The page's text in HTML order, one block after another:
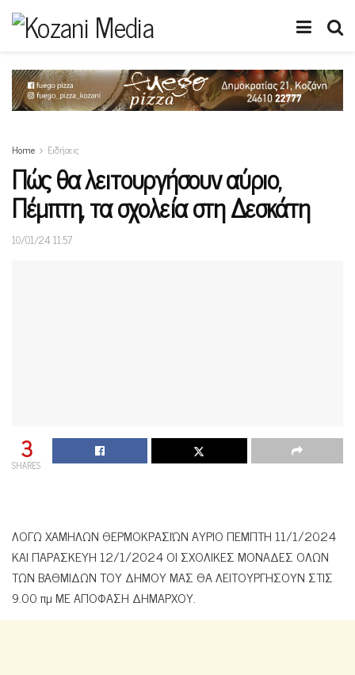
Home Ειδήσεις
Πώς θα λειτουργήσουν αύριο,
Πέμπτη, τα σχολεία στη Δεσκάτη
10/01/24 11:57
3
SHARES
ΛΟΓΩ ΧΑΜΗΛΩΝ ΘΕΡΜΟΚΡΑΣΙΏΝ ΑΥΡΙΟ ΠΕΜΠΤΗ 11/1/2024
ΚΑΙ ΠΑΡΑΣΚΕΥΗ 12/1/2024 ΟΙ ΣΧΟΛΙΚΕΣ ΜΟΝΑΔΕΣ ΟΛΩΝ
ΤΩΝ ΒΑΘΜΙΔΩΝ ΤΟΥ ΔΗΜΟΥ ΜΑΣ ΘΑ ΛΕΙΤΟΥΡΓΗΣΟΥΝ ΣΤΙΣ
9.00 πμ ΜΕ ΑΠΟΦΑΣΗ ΔΗΜΑΡΧΟΥ.